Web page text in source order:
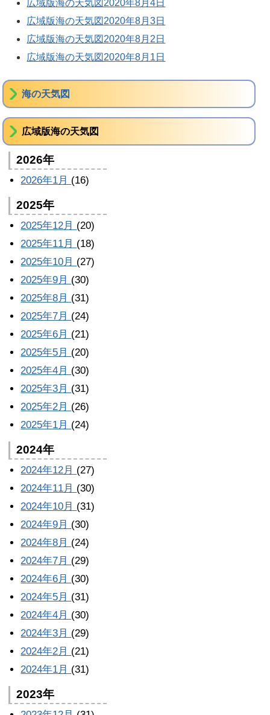
広域版海の天気図2020年8月4日
広域版海の天気図2020年8月3日
広域版海の天気図2020年8月2日
広域版海の天気図2020年8月1日
海の天気図
広域版海の天気図
2026年
2026年1月 (16)
2025年
2025年12月 (20)
2025年11月 (18)
2025年10月 (27)
2025年9月 (30)
2025年8月 (31)
2025年7月 (24)
2025年6月 (21)
2025年5月 (20)
2025年4月 (30)
2025年3月 (31)
2025年2月 (26)
2025年1月 (24)
2024年
2024年12月 (27)
2024年11月 (30)
2024年10月 (31)
2024年9月 (30)
2024年8月 (24)
2024年7月 (29)
2024年6月 (30)
2024年5月 (31)
2024年4月 (30)
2024年3月 (29)
2024年2月 (21)
2024年1月 (31)
2023年